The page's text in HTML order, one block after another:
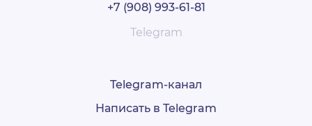
+7 (908) 993-61-81
Telegram
Telegram-канал
Написать в Telegram